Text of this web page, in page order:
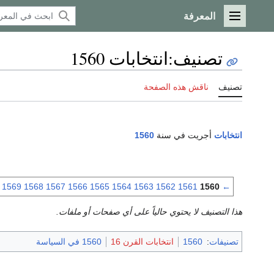
القائمة الرئيسية
المعرفة
تصنيف:انتخابات 1560
تصنيف ناقش هذه الصفحة
انتخابات أجريت في سنة 1560
←
1560
1561
1562
1563
1564
1565
1566
1567
1568
1569
هذا التصنيف لا يحتوي حالياً على أي صفحات أو ملفات.
تصنيفات:
1560 انتخابات القرن 16 1560 في السياسة